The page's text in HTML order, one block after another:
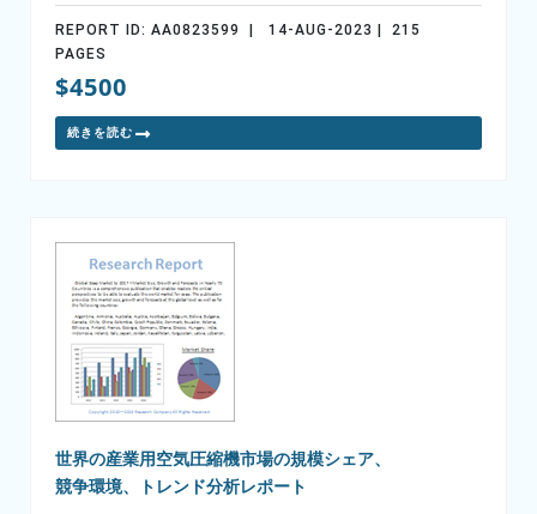
REPORT ID: AA0823599 | 14-AUG-2023 | 215
PAGES
$4500
続きを読む
世界の産業用空気圧縮機市場の規模シェア、
競争環境、トレンド分析レポート